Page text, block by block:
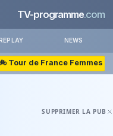
TV-programme.com
NEWS
Tour de France Femmes
SUPPRIMER LA PUB